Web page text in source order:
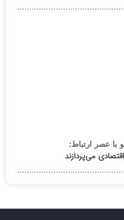
با عصر ارتباط:
می‌پردازند